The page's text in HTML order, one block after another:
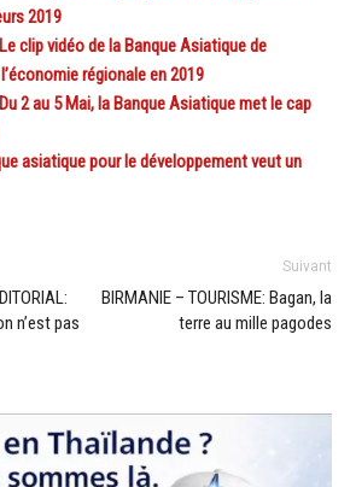
2019
clip vidéo de la Banque Asiatique de
régionale en 2019
2 au 5 Mai, la Banque Asiatique met le cap
asiatique pour le développement veut un
n’est pas
Suivant
BIRMANIE – TOURISME: Bagan, la
terre au mille pagodes